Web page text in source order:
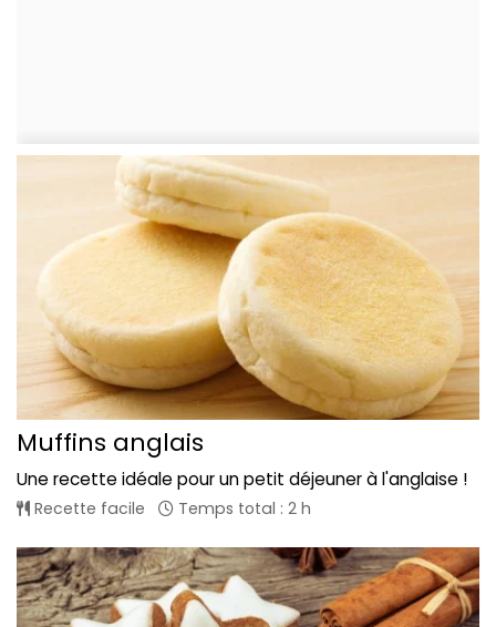
Muffins anglais
Une recette idéale pour un petit déjeuner à l'anglaise !
Recette facile Temps total : 2 h